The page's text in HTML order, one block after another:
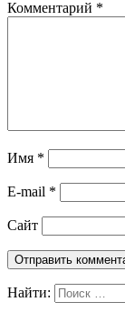
Комментарий *
Имя *
E-mail *
Сайт
Найти: